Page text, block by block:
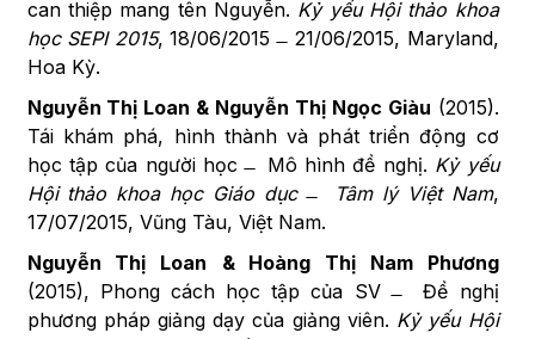
can thiệp mang tên Nguyễn. Kỷ yếu Hội thảo khoa
học SEPI 2015, 18/06/2015 ̶ 21/06/2015, Maryland,
Hoa Kỳ.
Nguyễn Thị Loan & Nguyễn Thị Ngọc Giàu (2015).
Tái khám phá, hình thành và phát triển động cơ
học tập của người học ̶ Mô hình đề nghị. Kỷ yếu
Hội thảo khoa học Giáo dục̶ Tâm lý Việt Nam,
17/07/2015, Vũng Tàu, Việt Nam.
Nguyễn Thị Loan
& Hoàng Thị Nam Phương
(2015), Phong cách học tập của SV ̶ Đề nghị
phương pháp giảng dạy của giảng viên. Kỷ yếu Hội